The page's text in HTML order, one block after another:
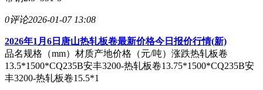
0评论2026-01-07 13:08
2026年1月6日唐山热轧板卷最新价格今日报价行情(新)
品名规格（mm）材质产地价格（元/吨）涨跌热轧板卷
13.5*1500*CQ235B安丰3200-热轧板卷13.75*1500*CQ235B安
丰3200-热轧板卷15.5*1